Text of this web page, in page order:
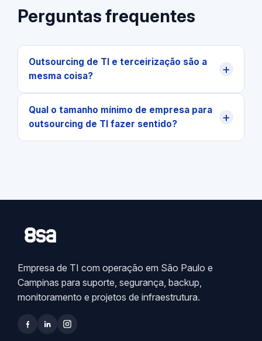
Perguntas frequentes
Outsourcing de TI e terceirização são a
mesma coisa?
+
Qual o tamanho mínimo de empresa para
outsourcing de TI fazer sentido?
+
Empresa de TI com operação em São Paulo e
Campinas para suporte, segurança, backup,
monitoramento e projetos de infraestrutura.